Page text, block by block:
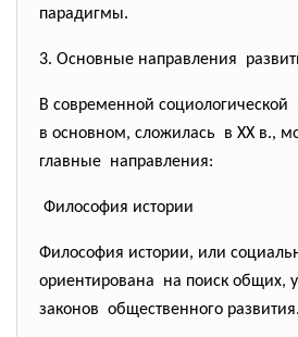
парадигмы.
3. Основные направления
В современной социологической
в основном, сложилась в ХХ в.,
главные направления:
Философия истории
Философия истории, или
ориентирована на поиск общих,
законов общественного развития.